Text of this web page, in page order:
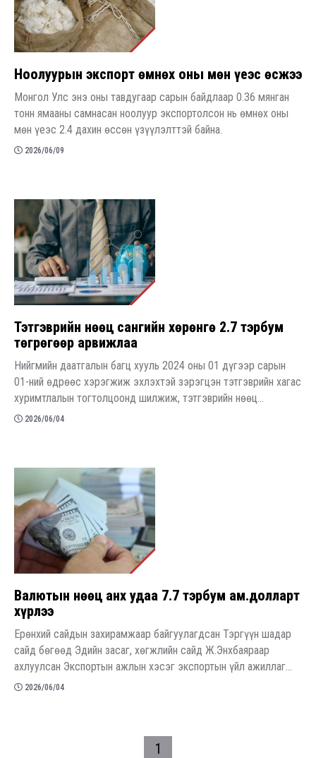
Ноолуурын экспорт өмнөх оны мөн үеэс өсжээ
Монгол Улс энэ оны тавдугаар сарын байдлаар 0.36 мянган
тонн ямааны самнасан ноолуур экспортолсон нь өмнөх оны
мөн үеэс 2.4 дахин өссөн үзүүлэлттэй байна.
2026/06/09
Тэтгэврийн нөөц сангийн хөрөнгө 2.7 тэрбум
төгрөгөөр арвижлаа
Нийгмийн даатгалын багц хууль 2024 оны 01 дүгээр сарын
01-ний өдрөөс хэрэгжиж эхлэхтэй зэрэгцэн тэтгэврийн хагас
хуримтлалын тогтолцоонд шилжиж, тэтгэврийн нөөц...
2026/06/04
Валютын нөөц анх удаа 7.7 тэрбум ам.долларт
хүрлээ
Ерөнхий сайдын захирамжаар байгуулагдсан Тэргүүн шадар
сайд бөгөөд Эдийн засаг, хөгжлийн сайд Ж.Энхбаяраар
ахлуулсан Экспортын ажлын хэсэг экспортын үйл ажиллаг...
2026/06/04
1